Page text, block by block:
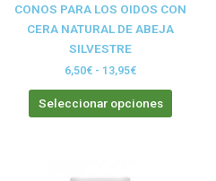
CONOS PARA LOS OIDOS CON
CERA NATURAL DE ABEJA
SILVESTRE
6,50€ - 13,95€
Seleccionar opciones
la
página